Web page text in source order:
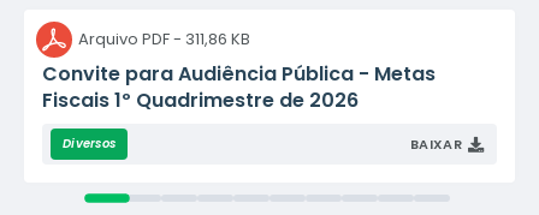
Convite para Audiência Pública - Metas
Fiscais 1º Quadrimestre de 2026
Diversos
PDF 311,86 KB
BAIXAR